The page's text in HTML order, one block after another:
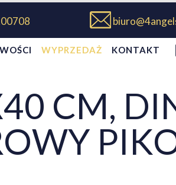
WYPRZEDAŻ KONTAKT
CM,